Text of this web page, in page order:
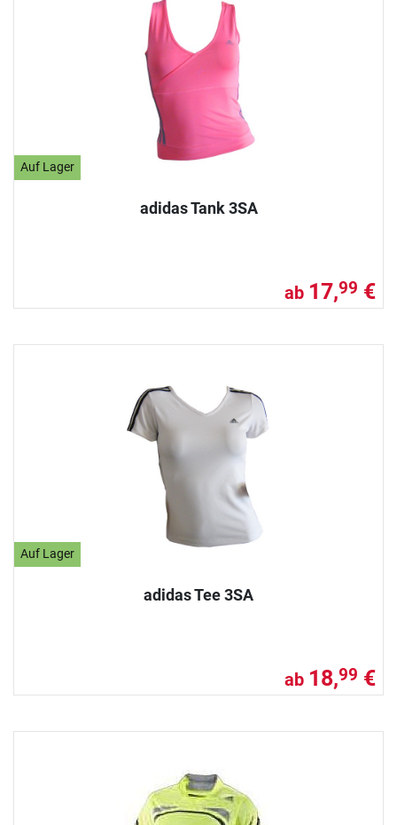
Auf Lager
adidas Tank 3SA
ab 17,99 €
Auf Lager
adidas Tee 3SA
ab 18,99 €